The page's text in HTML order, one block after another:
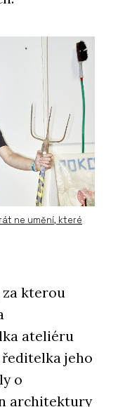
ne umění, které
za kterou
ateliéru
jeho
o
architektury